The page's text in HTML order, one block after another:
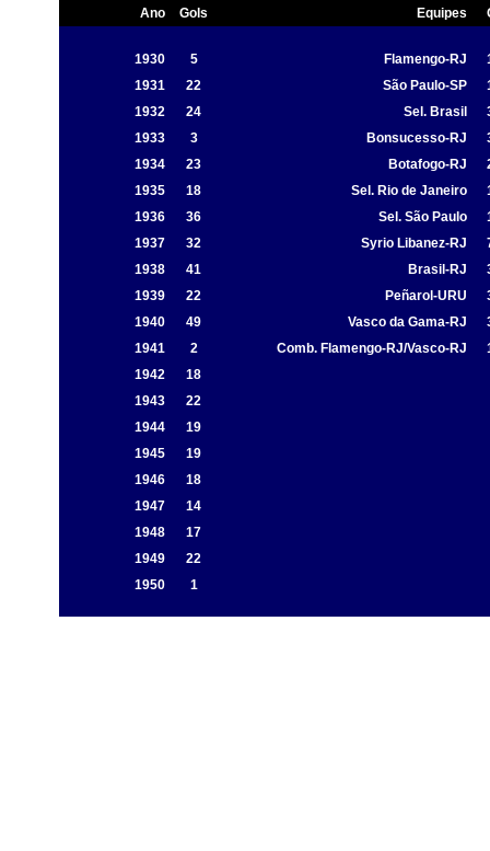
Ano Gols Equipes
1930 5 Flamengo-RJ
1931
22 São Paulo-SP
1932
24 Sel. Brasil
1933
3 Bonsucesso-RJ
1934
23 Botafogo-RJ
1935
18 Sel. Rio de Janeiro
1936
36 Sel. São Paulo
1937
32 Syrio Libanez-RJ
1938
41 Brasil-RJ
1939
22 Peñarol-URU
1940
49 Vasco da Gama-RJ
1941
2 Comb. Flamengo-RJ/Vasco-RJ
1942
18
1943
22
1944
19
1945
19
1946
18
1947
14
1948
17
1949
22
1950
1